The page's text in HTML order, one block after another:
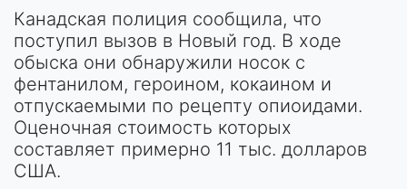
Канадская полиция сообщила, что
поступил вызов в Новый год. В ходе
обыска они обнаружили носок с
фентанилом, героином, кокаином и
отпускаемыми по рецепту опиоидами.
Оценочная стоимость которых
составляет примерно 11 тыс. долларов
США.